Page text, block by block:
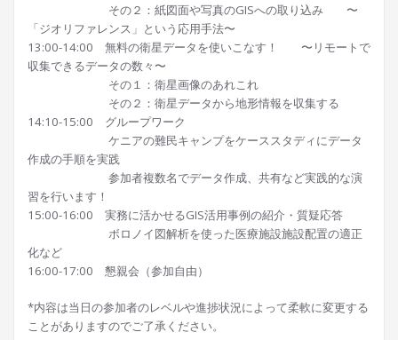
その２：紙図面や写真のGISへの取り込み 〜
「ジオリファレンス」という応用手法〜
13:00-14:00 無料の衛星データを使いこなす！ 〜リモートで
収集できるデータの数々〜
その１：衛星画像のあれこれ
その２：衛星データから地形情報を収集する
14:10-15:00 グループワーク
ケニアの難民キャンプをケーススタディにデータ
作成の手順を実践
参加者複数名でデータ作成、共有など実践的な演
習を行います！
15:00-16:00 実務に活かせるGIS活用事例の紹介・質疑応答
ボロノイ図解析を使った医療施設施設配置の適正
化など
16:00-17:00 懇親会（参加自由）
*内容は当日の参加者のレベルや進捗状況によって柔軟に変更する
ことがありますのでご了承ください。